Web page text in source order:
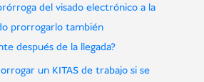
del visado electrónico a la
prorrogarlo también
después de la llegada?
un KITAS de trabajo si se